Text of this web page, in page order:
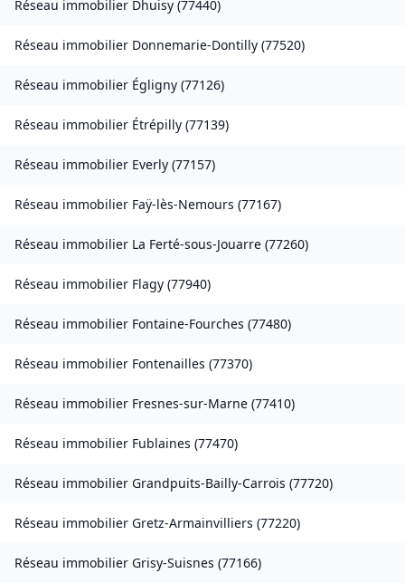
Réseau immobilier Dhuisy (77440)
Réseau immobilier Donnemarie-Dontilly (77520)
Réseau immobilier Égligny (77126)
Réseau immobilier Étrépilly (77139)
Réseau immobilier Everly (77157)
Réseau immobilier Faÿ-lès-Nemours (77167)
Réseau immobilier La Ferté-sous-Jouarre (77260)
Réseau immobilier Flagy (77940)
Réseau immobilier Fontaine-Fourches (77480)
Réseau immobilier Fontenailles (77370)
Réseau immobilier Fresnes-sur-Marne (77410)
Réseau immobilier Fublaines (77470)
Réseau immobilier Grandpuits-Bailly-Carrois (77720)
Réseau immobilier Gretz-Armainvilliers (77220)
Réseau immobilier Grisy-Suisnes (77166)